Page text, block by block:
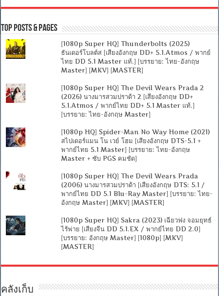
Top Posts & Pages
[1080p Super HQ] Thunderbolts (2025)
ธันเดอร์โบลต์ส [เสียงอังกฤษ DD+ 5.1.Atmos / พากย์
ไทย DD 5.1 Master แท้.] [บรรยาย: ไทย-อังกฤษ
Master] [MKV] [MASTER]
[1080p Super HQ] The Devil Wears Prada 2
(2026) นางมารสวมปราด้า 2 [เสียงอังกฤษ DD+
5.1.Atmos / พากย์ไทย DD+ 5.1 Master แท้.]
[บรรยาย: ไทย-อังกฤษ Master]
[1080p HQ] Spider-Man No Way Home (2021)
สไปเดอร์แมน โน เวย์ โฮม [เสียงอังกฤษ DTS-5.1 +
พากย์ไทย 5.1 Master] [บรรยาย: ไทย-อังกฤษ
Master + ซับ PGS คมชัด]
[1080p Super HQ] The Devil Wears Prada
(2006) นางมารสวมปราด้า [เสียงอังกฤษ DTS: 5.1 /
พากย์ไทย DD 5.1 Blu-Ray Master] [บรรยาย: ไทย-
อังกฤษ Master] [MKV] [MASTER]
[1080p Super HQ] Sakra (2023) เฉียวฟง จอมยุทธ์
ไร้พ่าย [เสียงจีน DD 5.1.EX / พากย์ไทย DD 2.0]
[บรรยาย: อังกฤษ Master] [1080p] [MKV]
[MASTER]
คลังเก็บ